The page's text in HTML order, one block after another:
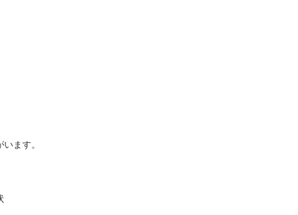
ます。